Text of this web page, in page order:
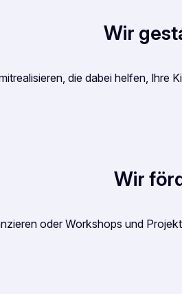
Wir
die dabei helfen,
Wir
oder Workshops und